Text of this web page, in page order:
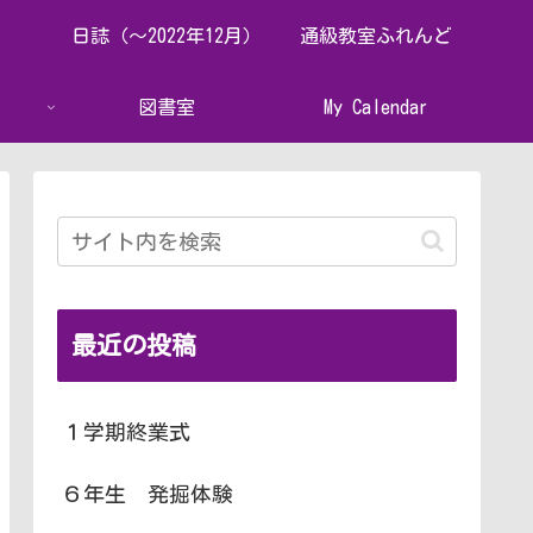
日誌（～2022年12月） 通級教室ふれんど
図書室 My Calendar
最近の投稿
１学期終業式
６年生 発掘体験